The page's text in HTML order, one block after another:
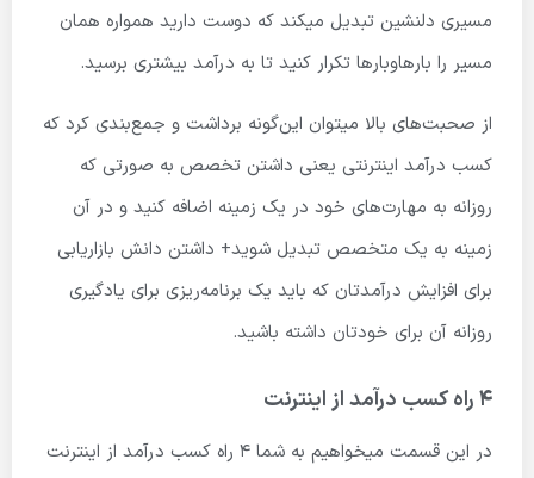
مسیری دلنشین تبدیل میکند که دوست دارید همواره همان
مسیر را بارهاوبارها تکرار کنید تا به درآمد بیشتری برسید.
از صحبت‌های بالا میتوان این‌گونه برداشت و جمع‌بندی کرد که
کسب درآمد اینترنتی یعنی داشتن تخصص به صورتی که
روزانه به مهارت‌های خود در یک زمینه اضافه کنید و در آن
زمینه به یک متخصص تبدیل شوید+ داشتن دانش بازاریابی
برای افزایش درآمدتان که باید یک برنامه‌ریزی برای یادگیری
روزانه آن برای خودتان داشته باشید.
4راه کسب درآمد از اینترنت
در این قسمت میخواهیم به شما 4 راه کسب درآمد از اینترنت